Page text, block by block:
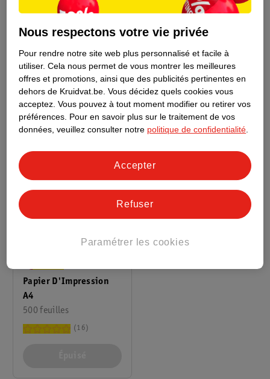
HP 302 Cartouches
D'Encre Noir + 3
Couleurs
3.5ml, 3 x 4ml
52.
49
HP Cartouche D'Encre
304 Noir Et 304
Couleur
4ml + 4,5ml
38.
49
Épuisé
Papier D'Impression
A4
500 feuilles
16
Nous respectons votre vie privée
Pour rendre notre site web plus personnalisé et facile à
utiliser. Cela nous permet de vous montrer les meilleures
offres et promotions, ainsi que des publicités pertinentes en
dehors de Kruidvat.be. Vous décidez quels cookies vous
acceptez. Vous pouvez à tout moment modifier ou retirer vos
préférences. Pour en savoir plus sur le traitement de vos
données, veuillez consulter notre politique de confidentialité
Paramétrer les cookies
Refuser
Accepter